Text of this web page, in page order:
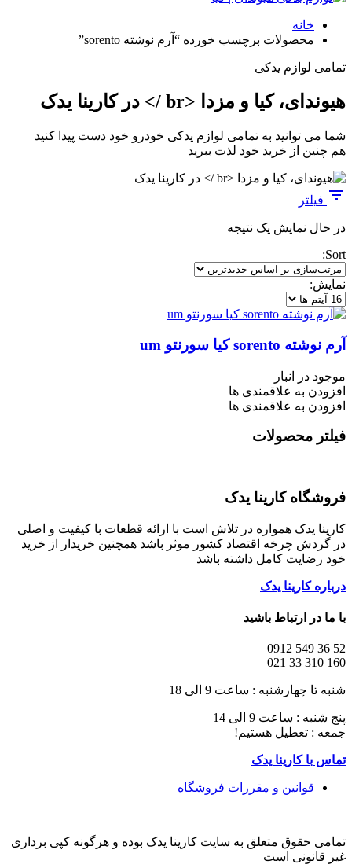
خانه
محصولات برچسب خورده “آرم نوشته sorento”
تمامی لوازم یدکی
هیوندای، کیا و مزدا <br /> در کارینا یدک
شما می توانید به تمامی لوازم یدکی خودرو خود دست پیدا کنید
هم چنین از خرید خود لذت ببرید
فیلتر
در حال نمایش یک نتیجه
Sort:
نمایش:
آرم نوشته sorento کیا سورنتو um
موجود در انبار
افزودن به علاقمندی ها
افزودن به علاقمندی ها
فیلتر محصولات
فروشگاه کارینا یدک
کارینا یدک همواره در تلاش است با ارائه قطعات با کیفیت و اصلی
در گردش چرخه اقتصاد کشور موثر باشد همچنین خریدار از خرید
خود رضایت کامل داشته باشد
درباره کارینا یدک
با ما در ارتباط باشید
52 36 549 0912
160 310 33 021
شنبه تا چهارشنبه : ساعت 9 الی 18
پنج شنبه : ساعت 9 الی 14
جمعه : تعطیل هستیم!
تماس با کارینا یدک
قوانین و مقررات فروشگاه
تمامی حقوق متعلق به سایت کارینا یدک بوده و هرگونه کپی برداری
غیر قانونی است